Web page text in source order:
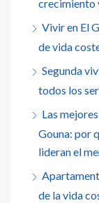
crecimiento
Vivir en El
de vida
Segunda
todos los
Las
Gouna: por
lideran el
de la vida